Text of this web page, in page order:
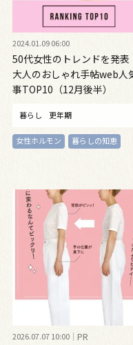
2024.01.09 06:00
50代女性のトレンドを発表
大人のおしゃれ手帖web人
事TOP10（12月後半）
暮らし 更年期
女性ホルモン 暮らしの知恵
2026.07.07 10:00 PR